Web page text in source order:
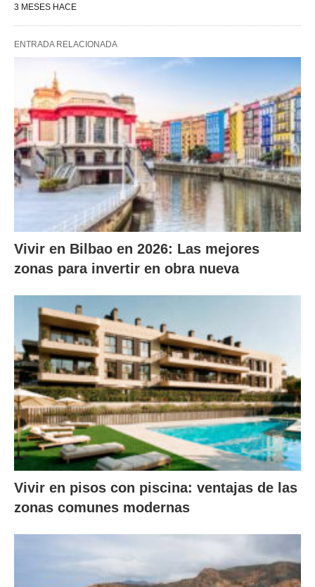
3 MESES HACE
ENTRADA RELACIONADA
Vivir en Bilbao en 2026: Las mejores
zonas para invertir en obra nueva
Vivir en pisos con piscina: ventajas de las
zonas comunes modernas